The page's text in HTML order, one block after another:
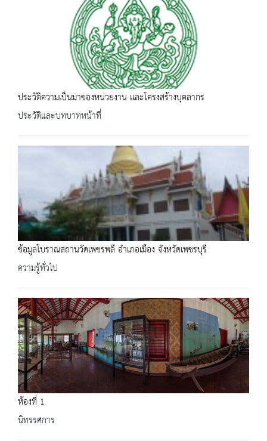
ประวัติความเป็นมาของหน่วยงาน เเละโครงสร้างบุคลากร
ประวัติและบทบาทหน้าที่
ข้อมูลโบราณสถานวัดเพชรพลี อำเภอเมือง จังหวัดเพชรบุรี
ความรู้ทั่วไป
ห้องที่ 1
นิทรรศการ